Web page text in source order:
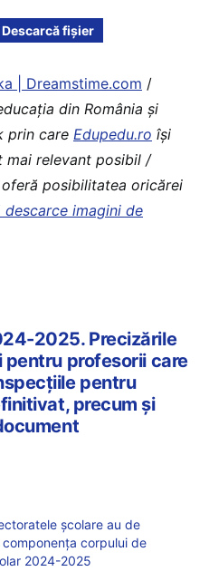
Descarcă fișier
| Dreamstime.com /
din România şi
prin care Edupedu.ro îşi
relevant posibil /
posibilitatea oricărei
descarce imagini de
2025. Precizările
pentru profesorii care
pentru
precum și
școlare au de
corpului de
2024-2025